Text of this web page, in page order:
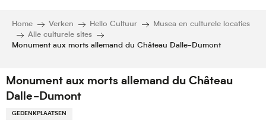
Home Verken Hello Cultuur
Musea en culturele locaties
Alle culturele sites
Monument aux morts allemand du Château Dalle-Dumont
Monument aux morts allemand du Château
Dalle-Dumont
GEDENKPLAATSEN